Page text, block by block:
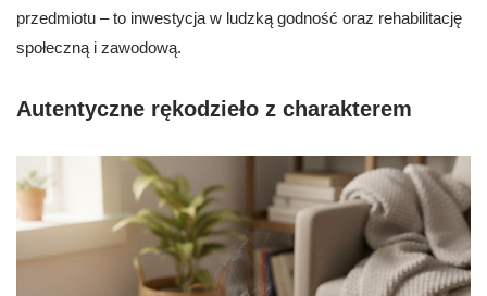
przedmiotu – to inwestycja w ludzką godność oraz rehabilitację
społeczną i zawodową.
Autentyczne rękodzieło z charakterem